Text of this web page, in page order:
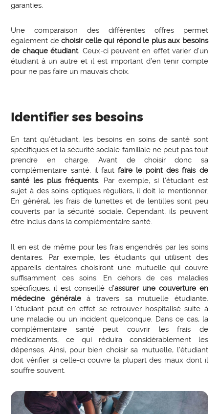
garanties.
Une comparaison des différentes offres permet
également dechoisir celle qui répond le plus aux besoins
de chaque étudiant. Ceux-ci peuvent en effet varier d’un
étudiant à un autre et il est important d’en tenir compte
pour ne pas faire un mauvais choix.
Identifier ses besoins
En tant qu’étudiant, les besoins en soins de santé sont
spécifiques et la sécurité sociale familiale ne peut pas tout
prendre en charge. Avant de choisir donc sa
complémentaire santé, il faut faire le point des frais de
santé les plus fréquents. Par exemple, si l’étudiant est
sujet à des soins optiques réguliers, il doit le mentionner.
En général, les frais de lunettes et de lentilles sont peu
couverts par la sécurité sociale. Cependant, ils peuvent
être inclus dans la complémentaire santé.
Il en est de même pour les frais engendrés par les soins
dentaires. Par exemple, les étudiants qui utilisent des
appareils dentaires choisiront une mutuelle qui couvre
suffisamment ces soins. En dehors de ces maladies
spécifiques, il est conseillé d’assurer une couverture en
médecine généraleà travers sa mutuelle étudiante.
L’étudiant peut en effet se retrouver hospitalisé suite à
une maladie ou un incident quelconque. Dans ce cas, la
complémentaire santé peut couvrir les frais de
médicaments, ce qui réduira considérablement les
dépenses. Ainsi, pour bien choisir sa mutuelle, l’étudiant
doit vérifier si celle-ci couvre la plupart des maux dont il
souffre souvent.